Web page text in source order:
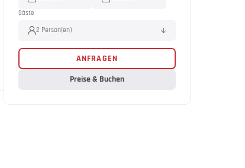
Gäste
2 Person(en)
ANFRAGEN
Preise & Buchen